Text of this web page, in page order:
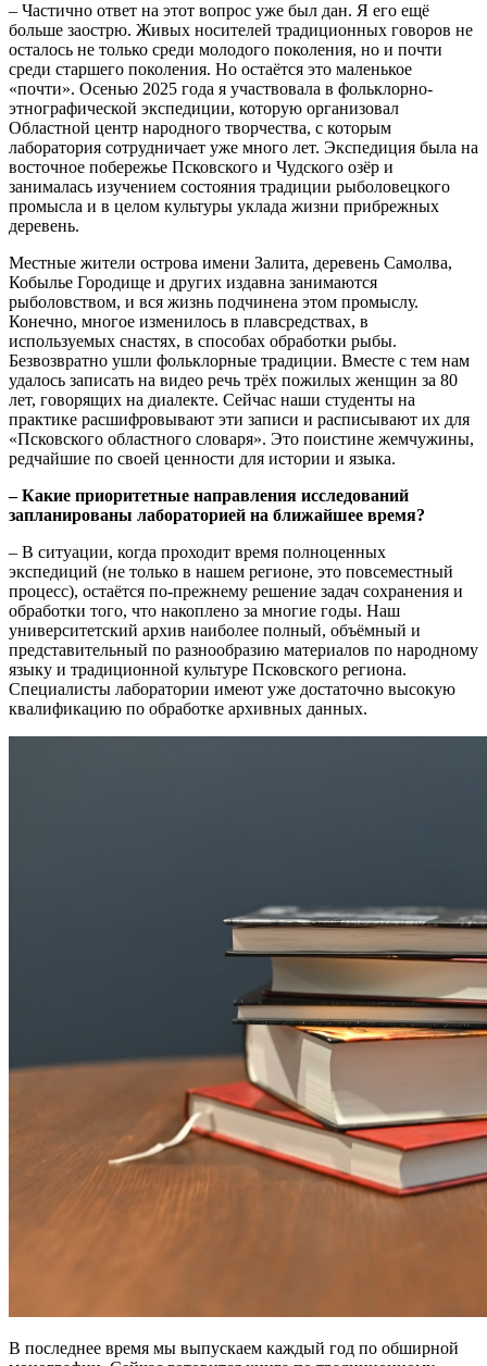
– Частично ответ на этот вопрос уже был дан. Я его ещё
больше заострю. Живых носителей традиционных говоров не
осталось не только среди молодого поколения, но и почти
среди старшего поколения. Но остаётся это маленькое
«почти». Осенью 2025 года я участвовала в фольклорно-
этнографической экспедиции, которую организовал
Областной центр народного творчества, с которым
лаборатория сотрудничает уже много лет. Экспедиция была на
восточное побережье Псковского и Чудского озёр и
занималась изучением состояния традиции рыболовецкого
промысла и в целом культуры уклада жизни прибрежных
деревень.
Местные жители острова имени Залита, деревень Самолва,
Кобылье Городище и других издавна занимаются
рыболовством, и вся жизнь подчинена этом промыслу.
Конечно, многое изменилось в плавсредствах, в
используемых снастях, в способах обработки рыбы.
Безвозвратно ушли фольклорные традиции. Вместе с тем нам
удалось записать на видео речь трёх пожилых женщин за 80
лет, говорящих на диалекте. Сейчас наши студенты на
практике расшифровывают эти записи и расписывают их для
«Псковского областного словаря». Это поистине жемчужины,
редчайшие по своей ценности для истории и языка.
– Какие приоритетные направления исследований
запланированы лабораторией на ближайшее время?
– В ситуации, когда проходит время полноценных
экспедиций (не только в нашем регионе, это повсеместный
процесс), остаётся по-прежнему решение задач сохранения и
обработки того, что накоплено за многие годы. Наш
университетский архив наиболее полный, объёмный и
представительный по разнообразию материалов по народному
языку и традиционной культуре Псковского региона.
Специалисты лаборатории имеют уже достаточно высокую
квалификацию по обработке архивных данных.
В последнее время мы выпускаем каждый год по обширной